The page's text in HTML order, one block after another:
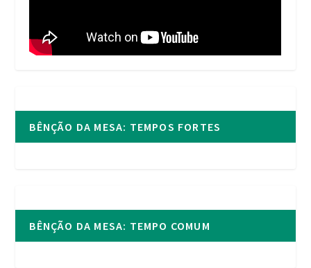
BÊNÇÃO DA MESA: TEMPOS FORTES
BÊNÇÃO DA MESA: TEMPO COMUM